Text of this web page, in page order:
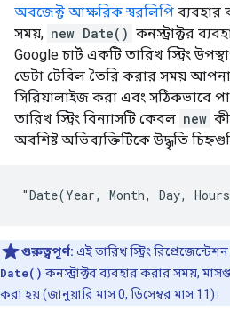
অবজেক্ট আক্ষরিক স্বরলিপি ব্যবহার
সময়, new Date() কনস্ট্রাক্টর
Google চার্ট একটি তারিখ স্ট্রিং
ডেটা টেবিল তৈরি করার সময়
সিরিয়ালাইজ করা এবং সঠিকভাবে
তারিখ স্ট্রিং বিন্যাসটি কেবল new
অবশিষ্ট অভিব্যক্তিটিকে উদ্ধৃতি
"Date(Year, Month, Day,
গুরুত্বপূর্ণ: এই তারিখ স্ট্রিং
Date() কনস্ট্রাক্টর ব্যবহার করার সময়,
করা হয় (জানুয়ারি মাস 0, ডিসেম্বর মাস 11)।